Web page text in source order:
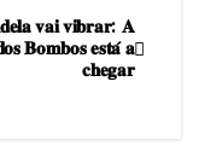
𝐯𝐚𝐢 𝐯𝐢𝐛𝐫𝐚𝐫: 𝐀
𝐁𝐨𝐦𝐛𝐨𝐬 𝐞𝐬𝐭𝐚́ 𝐚
𝐜𝐡𝐞𝐠𝐚𝐫